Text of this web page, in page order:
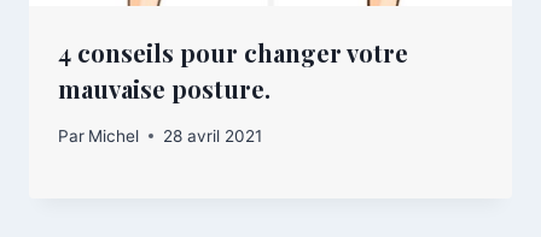
4 conseils pour changer votre
mauvaise posture.
Par Michel 28 avril 2021